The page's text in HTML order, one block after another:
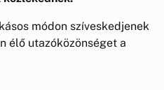
módon szíveskedjenek
élő utazóközönséget a